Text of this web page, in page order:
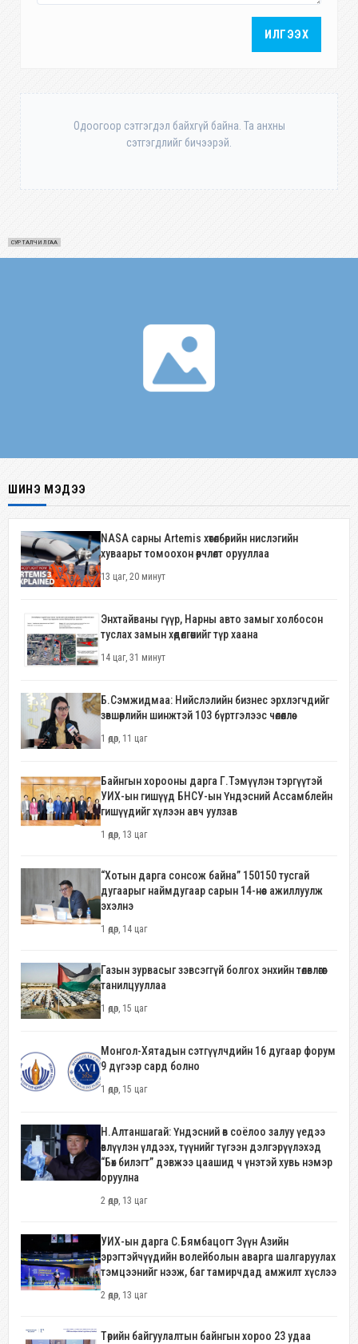
ИЛГЭЭХ
Одоогоор сэтгэгдэл байхгүй байна. Та анхны
сэтгэгдлийг бичээрэй.
СУРТАЛЧИЛГАА
ШИНЭ МЭДЭЭ
NASA сарны Artemis хөтөлбөрийн нислэгийн
хуваарьт томоохон өөрчлөлт орууллаа
13 цаг, 20 минут
Энхтайваны гүүр, Нарны авто замыг холбосон
туслах замын хөдөлгөөнийг түр хаана
14 цаг, 31 минут
Б.Сэмжидмаа: Нийслэлийн бизнес эрхлэгчдийг
зөвшөөрлийн шинжтэй 103 бүртгэлээс чөлөөллөө
1 өдөр, 11 цаг
Байнгын хорооны дарга Г.Тэмүүлэн тэргүүтэй
УИХ-ын гишүүд БНСУ-ын Үндэсний Ассамблейн
гишүүдийг хүлээн авч уулзав
1 өдөр, 13 цаг
“Хотын дарга сонсож байна” 150150 тусгай
дугаарыг наймдугаар сарын 14-нөөс ажиллуулж
эхэлнэ
1 өдөр, 14 цаг
Газын зурвасыг зэвсэггүй болгох энхийн төлөвлөгөөг
танилцууллаа
1 өдөр, 15 цаг
Монгол-Хятадын сэтгүүлчдийн 16 дугаар форум
9 дүгээр сард болно
1 өдөр, 15 цаг
Н.Алтаншагай: Үндэсний өв соёлоо залуу үедээ
өвлүүлэн үлдээх, түүнийг түгээн дэлгэрүүлэхэд
“Бөх билэгт” дэвжээ цаашид ч үнэтэй хувь нэмэр
оруулна
2 өдөр, 13 цаг
УИХ-ын дарга С.Бямбацогт Зүүн Азийн
эрэгтэйчүүдийн волейболын аварга шалгаруулах
тэмцээнийг нээж, баг тамирчдад амжилт хүслээ
2 өдөр, 13 цаг
Төрийн байгуулалтын байнгын хороо 23 удаа